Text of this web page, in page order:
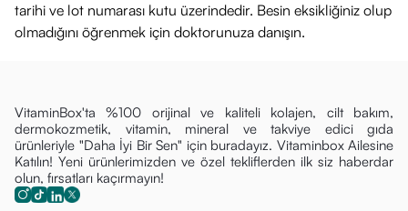
tarihi ve lot numarası kutu üzerindedir. Besin eksikliğiniz olup
olmadığını öğrenmek için doktorunuza danışın.
VitaminBox'ta %100 orijinal ve kaliteli kolajen, cilt bakım,
dermokozmetik, vitamin, mineral ve takviye edici gıda
ürünleriyle "Daha İyi Bir Sen" için buradayız. Vitaminbox Ailesine
Katılın! Yeni ürünlerimizden ve özel tekliflerden ilk siz haberdar
olun, fırsatları kaçırmayın!